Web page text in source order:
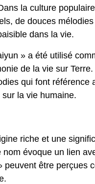
la culture
de douces
dans la vie.
» a été utilisé
de la vie sur
qui font référence
la vie humaine.
riche et une
évoque un lien
être perçues